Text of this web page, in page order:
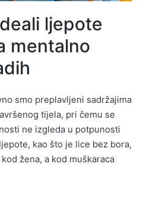
ljepote
mentalno
smo preplavljeni sadržajima
tijela, pri čemu se
ne izgleda u potpunosti
kao što je lice bez bora,
žena, a kod muškaraca